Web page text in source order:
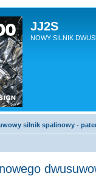
JJ2S
NOWY SILNIK
silnik spalinowy -